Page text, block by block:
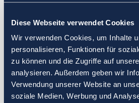
Diese Webseite verwendet Cookies
Wir verwenden Cookies, um Inhalte
personalisieren, Funktionen für
zu können und die Zugriffe auf
analysieren. Außerdem geben wir
Verwendung unserer Website an
soziale Medien, Werbung und